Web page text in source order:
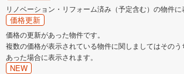
リノベーション・リフォーム済み（予定含む）の物件に
価格更新
価格の更新があった物件です。
複数の価格が表示されている物件に関しましてはその
あった場合に表示されます。
NEW